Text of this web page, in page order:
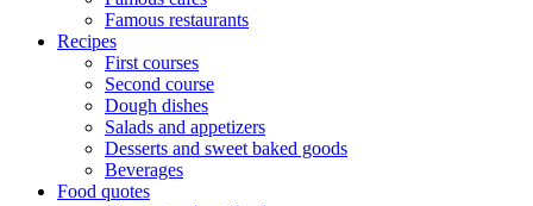
Famous restaurants
Recipes
First courses
Second course
Dough dishes
Salads and appetizers
Desserts and sweet baked goods
Beverages
Food quotes